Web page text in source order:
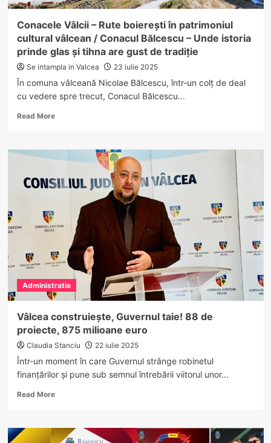
zonele
din
județul
Vâlcea” au
fost
la
autobaza
Conacele Vâlcii – Rute boierești în patrimoniul
cultural vâlcean / Conacul Bălcescu – Unde istoria
prinde glas și tihna are gust de tradiție
Se intampla in Valcea 23 iulie 2025
În comuna vâlceană Nicolae Bălcescu, într-un colț de deal
cu vedere spre trecut, Conacul Bălcescu...
Read MoreRead
Conacele
Vâlcii
Rute
patrimoniul
cultural
vâlcean
/
Conacul
Bălcescu
–
Unde
prinde
glas
și
are
gust
Administratie
Vâlcea construiește, Guvernul taie! 88 de
proiecte, 875 milioane euro
Claudia Stanciu 22 iulie 2025
Într-un moment în care Guvernul strânge robinetul
finanțărilor și pune sub semnul întrebării viitorul unor...
Read MoreRead
Vâlcea
construiește,